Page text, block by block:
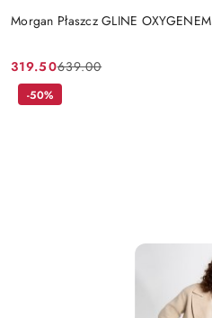
Morgan Płaszcz GLINE OXYGENEM
Cena
promocyjna:
319.50
Cena
przed
639.00
-50%